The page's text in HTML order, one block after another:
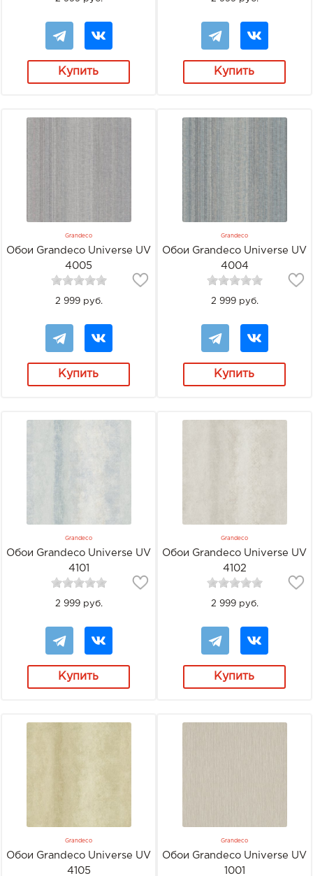
Купить Купить
Grandeco
Обои Grandeco Universe UV
4005
2 999 руб.
Купить
Grandeco
Обои Grandeco Universe UV
4004
2 999 руб.
Купить
Grandeco
Обои Grandeco Universe UV
4101
2 999 руб.
Купить
Grandeco
Обои Grandeco Universe UV
4102
2 999 руб.
Купить
Grandeco
Обои Grandeco Universe UV
4105
Grandeco
Обои Grandeco Universe UV
1001